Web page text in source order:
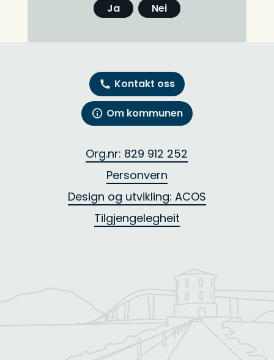
Ja Nei
Kontakt oss
Om kommunen
Org.nr: 829 912 252
Personvern
Design og utvikling: ACOS
Tilgjengelegheit